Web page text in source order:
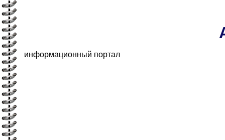
информационный портал